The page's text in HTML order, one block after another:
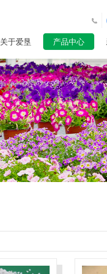
关于爱垦 产品中心